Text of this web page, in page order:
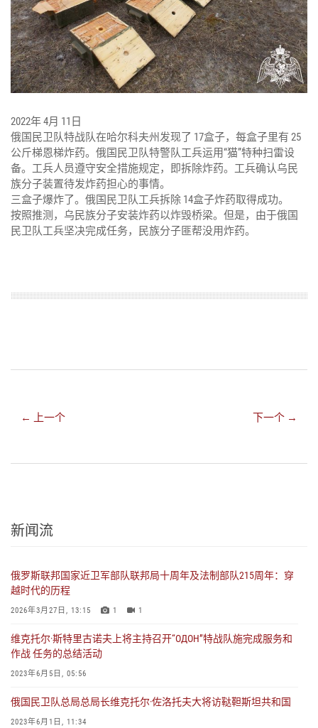
2022年 4月 11日
俄国民卫队特战队在哈尔科夫州发现了 17盒子，每盒子里有 25
公斤梯恩梯炸药。俄国民卫队特警队工兵运用“猫”特种扫雷设
备。工兵人员遵守安全措施规定，即拆除炸药。工兵确认乌民
族分子装置待发炸药担心的事情。
三盒子爆炸了。俄国民卫队工兵拆除 14盒子炸药取得成功。
按照推测，乌民族分子安装炸药以炸毁桥梁。但是，由于俄国
民卫队工兵坚决完成任务，民族分子匪帮没用炸药。
← 上一个 下一个 →
新闻流
俄罗斯联邦国家近卫军部队联邦局十周年及法制部队215周年：穿
越时代的历程
2026年3月27日, 13:15 1 1
维克托尔·斯特里古诺夫上将主持召开“ОДОН”特战队施完成服务和
作战 任务的总结活动
2023年6月5日, 05:56
俄国民卫队总局总局长维克托尔·佐洛托夫大将访鞑靼斯坦共和国
2023年6月1日, 11:34